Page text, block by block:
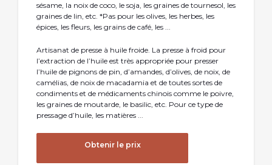
sésame, la noix de coco, le soja, les graines de tournesol, les
graines de lin, etc. *Pas pour les olives, les herbes, les
épices, les fleurs, les grains de café, les ...
Artisanat de presse à huile froide. La presse à froid pour
l’extraction de l’huile est très appropriée pour presser
l’huile de pignons de pin, d’amandes, d’olives, de noix, de
camélias, de noix de macadamia et de toutes sortes de
condiments et de médicaments chinois comme le poivre,
les graines de moutarde, le basilic, etc. Pour ce type de
pressage d’huile, les matières ...
Obtenir le prix